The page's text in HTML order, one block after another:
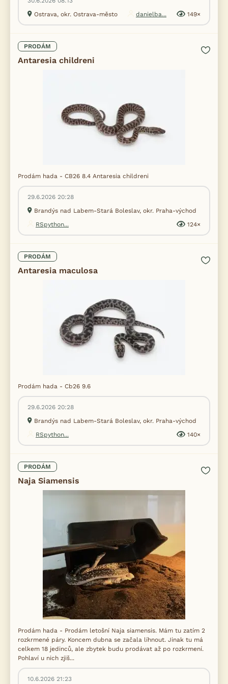
Ostrava, okr. Ostrava-město
danielba... 149×
PRODÁM
Antaresia childreni
Prodám hada - CB26 8.4 Antaresia childreni
29.6.2026 20:28
Brandýs nad Labem-Stará Boleslav, okr. Praha-východ
RSpython...
124×
PRODÁM
Antaresia maculosa
Prodám hada - Cb26 9.6
29.6.2026 20:28
Brandýs nad Labem-Stará Boleslav, okr. Praha-východ
RSpython...
140×
PRODÁM
Naja Siamensis
Prodám hada - Prodám letošní Naja siamensis. Mám tu zatím 2
rozkrmené páry. Koncem dubna se začala líhnout. Jinak tu má
celkem 18 jedinců, ale zbytek budu prodávat až po rozkrmení.
Pohlaví u nich zjiš...
10.6.2026 21:23